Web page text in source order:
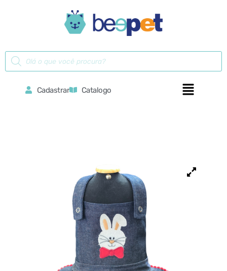
Cadastrar Catalogo